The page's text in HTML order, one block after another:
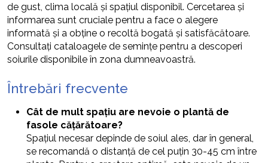
de gust, clima locală și spațiul disponibil. Cercetarea și
informarea sunt cruciale pentru a face o alegere
informată și a obține o recoltă bogată și satisfăcătoare.
Consultați cataloagele de semințe pentru a descoperi
soiurile disponibile în zona dumneavoastră.
Întrebări frecvente
Cât de mult spațiu are nevoie o plantă de
fasole cățărătoare?
Spațiul necesar depinde de soiul ales, dar în general,
se recomandă o distanță de cel puțin 30-45 cm între